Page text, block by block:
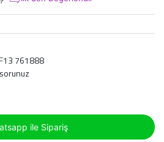
761888
ile Sipariş